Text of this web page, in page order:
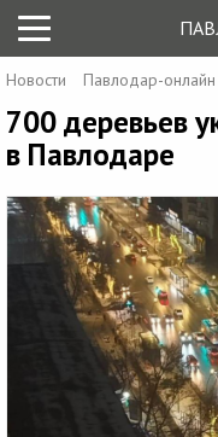
Новости Павлодар-онлайн
700 деревьев
в Павлодаре